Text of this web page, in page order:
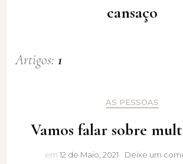
cansaço
Artigos:1
AS PESSOAS
Vamos falar sobre
em 12 de Maio, 2021 Deixe um